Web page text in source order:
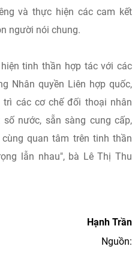
và thực hiện các cam kết
người nói chung.
tinh thần hợp tác với các
Nhân quyền Liên hợp quốc,
các cơ chế đối thoại nhân
nước, sẵn sàng cung cấp,
quan tâm trên tinh thần
lẫn nhau", bà Lê Thị Thu
Hạnh Trần
Nguồn: